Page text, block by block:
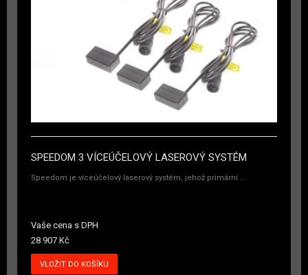
SPEEDOM 3 VÍCEÚČELOVÝ LASEROVÝ SYSTÉM
Speedom je víceúčelový laserový systém, jehož primární ...
Vaše cena s DPH
28 907 Kč